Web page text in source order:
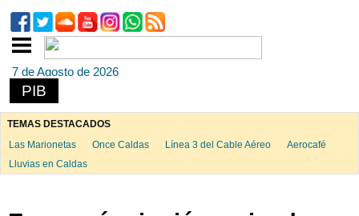
7 de Agosto de 2026
PIB
TEMAS DESTACADOS
Las Marionetas
Once Caldas Línea 3 del Cable Aéreo
Aerocafé
Lluvias en Caldas